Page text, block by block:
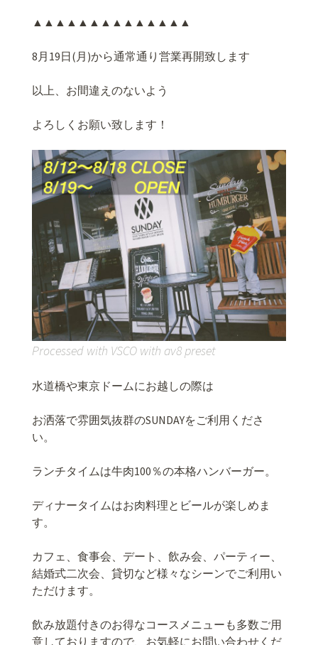
▲▲▲▲▲▲▲▲▲▲▲▲▲▲
8月19日(月)から通常通り営業再開致します
以上、お間違えのないよう
よろしくお願い致します！
Processed with VSCO with av8 preset
水道橋や東京ドームにお越しの際は
お洒落で雰囲気抜群のSUNDAYをご利用くださ
い。
ランチタイムは牛肉100％の本格ハンバーガー。
ディナータイムはお肉料理とビールが楽しめま
す。
カフェ、食事会、デート、飲み会、パーティー、
結婚式二次会、貸切など様々なシーンでご利用い
ただけます。
飲み放題付きのお得なコースメニューも多数ご用
意しておりますので、お気軽にお問い合わせくだ